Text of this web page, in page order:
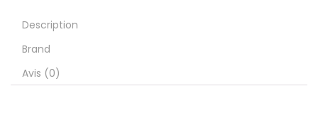
Description
Brand
Avis (0)